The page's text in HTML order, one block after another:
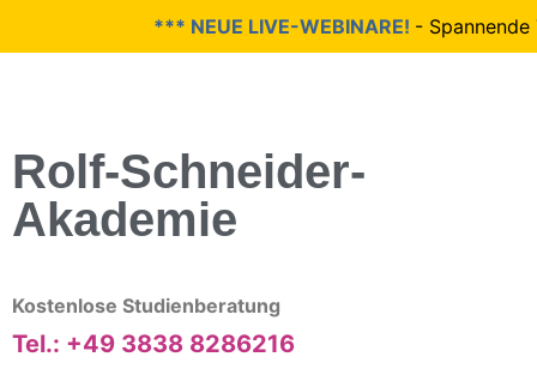
*** NEUE LIVE-WEBINARE!- Spannende
Rolf-Schneider-
Akademie
Kostenlose Studienberatung
Tel.: +49 3838 8286216